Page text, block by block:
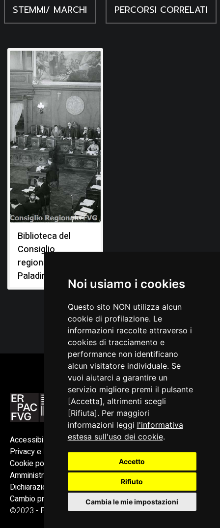
Noi usiamo i cookies
Questo sito NON utilizza alcun
cookie di profilazione. Le
informazioni raccolte attraverso i
cookies di tracciamento e
performance non identificano
alcun visitatore individuale. Se
vuoi aiutarci a garantire un
servizio migliore premi il pulsante
[Accetta], altrimenti scegli
[Rifiuta]. Per maggiori
informazioni leggi l'informativa
estesa sull'uso dei cookie.
Accetto
Rifiuto
Cambia le mie impostazioni
STEMMI/ MARCHI PERCORSI CORRELATI
Biblioteca del
Consiglio
regionale "Livio
Paladin"
Accessibilità
Privacy e Note legali
Cookie policy
Amministrazione trasparente
Dichiarazione di accessibilità
Cambio preferenze cookie
©2023 - ERPAC FVG